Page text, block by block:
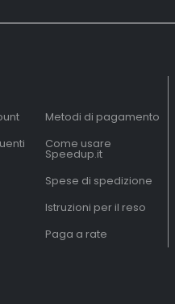
Metodi di pagamento
Come usare
Speedup.it
Spese di spedizione
Istruzioni per il reso
Paga a rate